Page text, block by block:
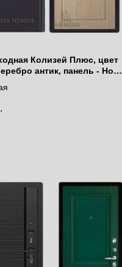
Колизей Плюс, цвет
антик, панель - Нова